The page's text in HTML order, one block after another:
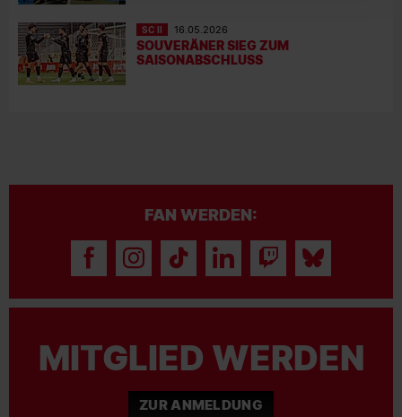
SC II 16.05.2026
SOUVERÄNER SIEG ZUM
SAISONABSCHLUSS
FAN WERDEN:
MITGLIED WERDEN
ZUR ANMELDUNG